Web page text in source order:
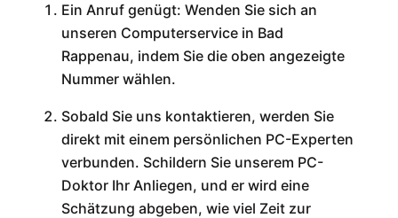
Ein Anruf genügt: Wenden Sie sich an
unseren Computerservice in Bad
Rappenau, indem Sie die oben angezeigte
Nummer wählen.
Sobald Sie uns kontaktieren, werden Sie
direkt mit einem persönlichen PC-Experten
verbunden. Schildern Sie unserem PC-
Doktor Ihr Anliegen, und er wird eine
Schätzung abgeben, wie viel Zeit zur